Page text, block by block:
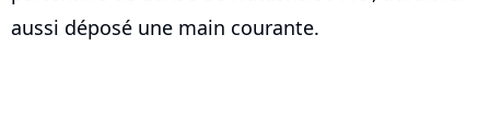
aussi déposé une main courante.